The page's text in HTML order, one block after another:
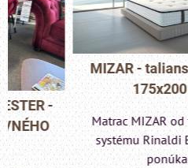
MIZAR - talianský matrac
175x200 cm
Matrac MIZAR od talianskeho
systému Rinaldi Bed System
ponúka...